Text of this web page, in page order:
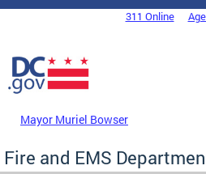
Skip to main content
DC Agency Top Menu311 Online
Mayor Muriel Bowser
Fire and EMS